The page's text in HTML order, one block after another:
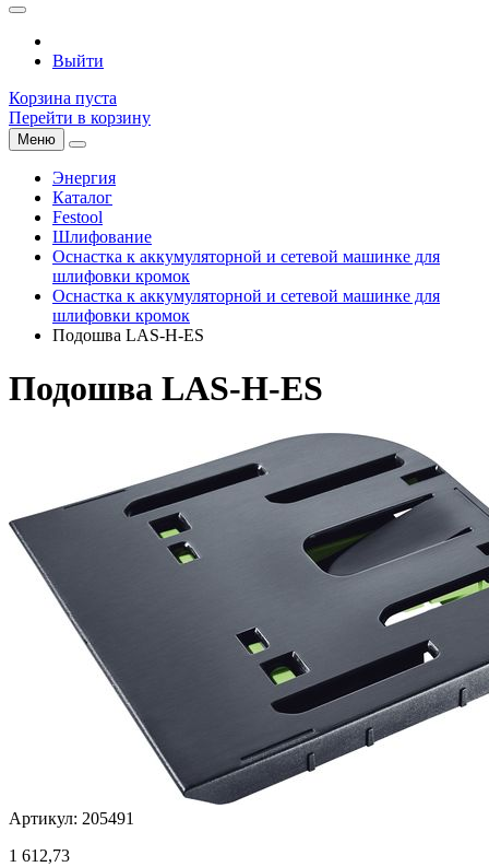
Выйти
Корзина пуста
Перейти в корзину
Меню
Энергия
Каталог
Festool
Шлифование
Оснастка к аккумуляторной и сетевой машинке для
шлифовки кромок
Оснастка к аккумуляторной и сетевой машинке для
шлифовки кромок
Подошва LAS-H-ES
Подошва LAS-H-ES
Артикул: 205491
1 612,73